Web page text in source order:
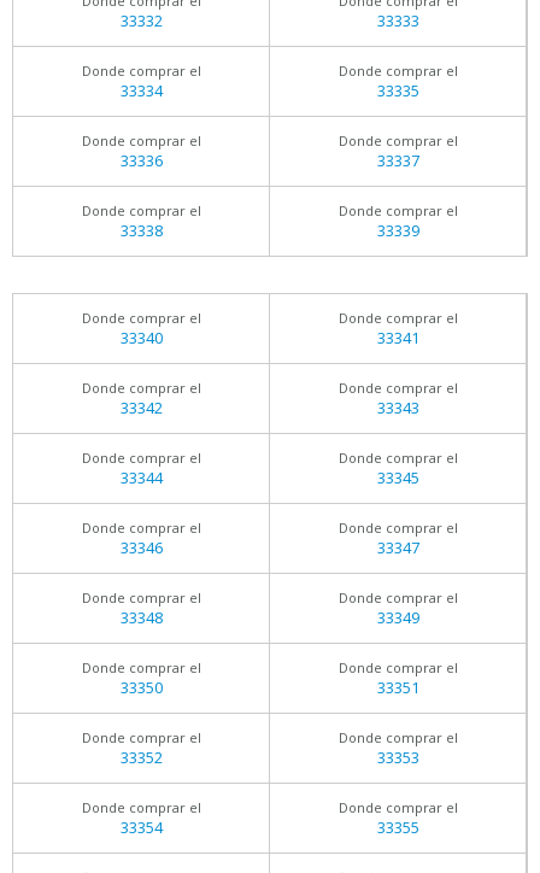
33332 33333
Donde comprar el
33334
Donde comprar el
33335
Donde comprar el
33336
Donde comprar el
33337
Donde comprar el
33338
Donde comprar el
33339
Donde comprar el
33340
Donde comprar el
33341
Donde comprar el
33342
Donde comprar el
33343
Donde comprar el
33344
Donde comprar el
33345
Donde comprar el
33346
Donde comprar el
33347
Donde comprar el
33348
Donde comprar el
33349
Donde comprar el
33350
Donde comprar el
33351
Donde comprar el
33352
Donde comprar el
33353
Donde comprar el
33354
Donde comprar el
33355